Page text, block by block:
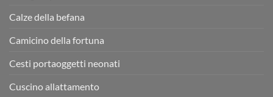
Calze della befana
Camicino della fortuna
Cesti portaoggetti neonati
Cuscino allattamento